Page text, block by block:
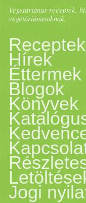
Vegetáriánus receptek,
vegetáriánusoknak.
Receptek
Hírek
Éttermek
Blogok
Könyvek
Jogi